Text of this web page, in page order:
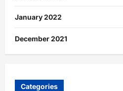
January 2022
December 2021
Categories